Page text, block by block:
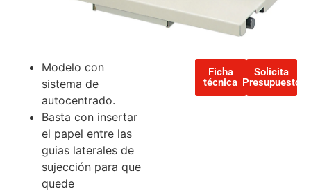
Modelo con
sistema de
autocentrado.
Basta con insertar
el papel entre las
guias laterales de
sujección para que
quede
Ficha
técnica
Solicita
Presupuesto